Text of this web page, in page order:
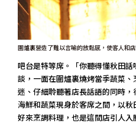
圍爐裏營造了難以言喻的放鬆感，使客人和
吧台是特等席。「你聽得懂秋田
談，一面在圍爐裏燒烤當季蔬菜
迷、仔細聆聽著店長話語的同時
海鮮和蔬菜現身於客席之間，以
好來烹調料理，也是這間店引人入